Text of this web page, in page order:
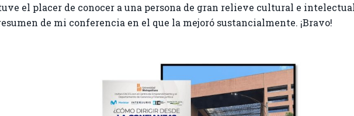
el placer de conocer a una persona de gran relieve cultural e
de mi conferencia en el que la mejoró sustancialmente. ¡Bravo!